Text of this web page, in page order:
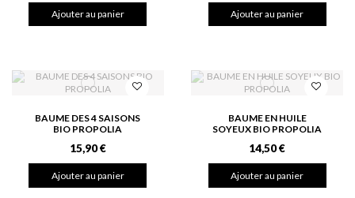
Ajouter au panier Ajouter au panier
BAUME DES 4 SAISONS
BIO PROPOLIA
15,90 €
Ajouter au panier
BAUME EN HUILE
SOYEUX BIO PROPOLIA
14,50 €
Ajouter au panier